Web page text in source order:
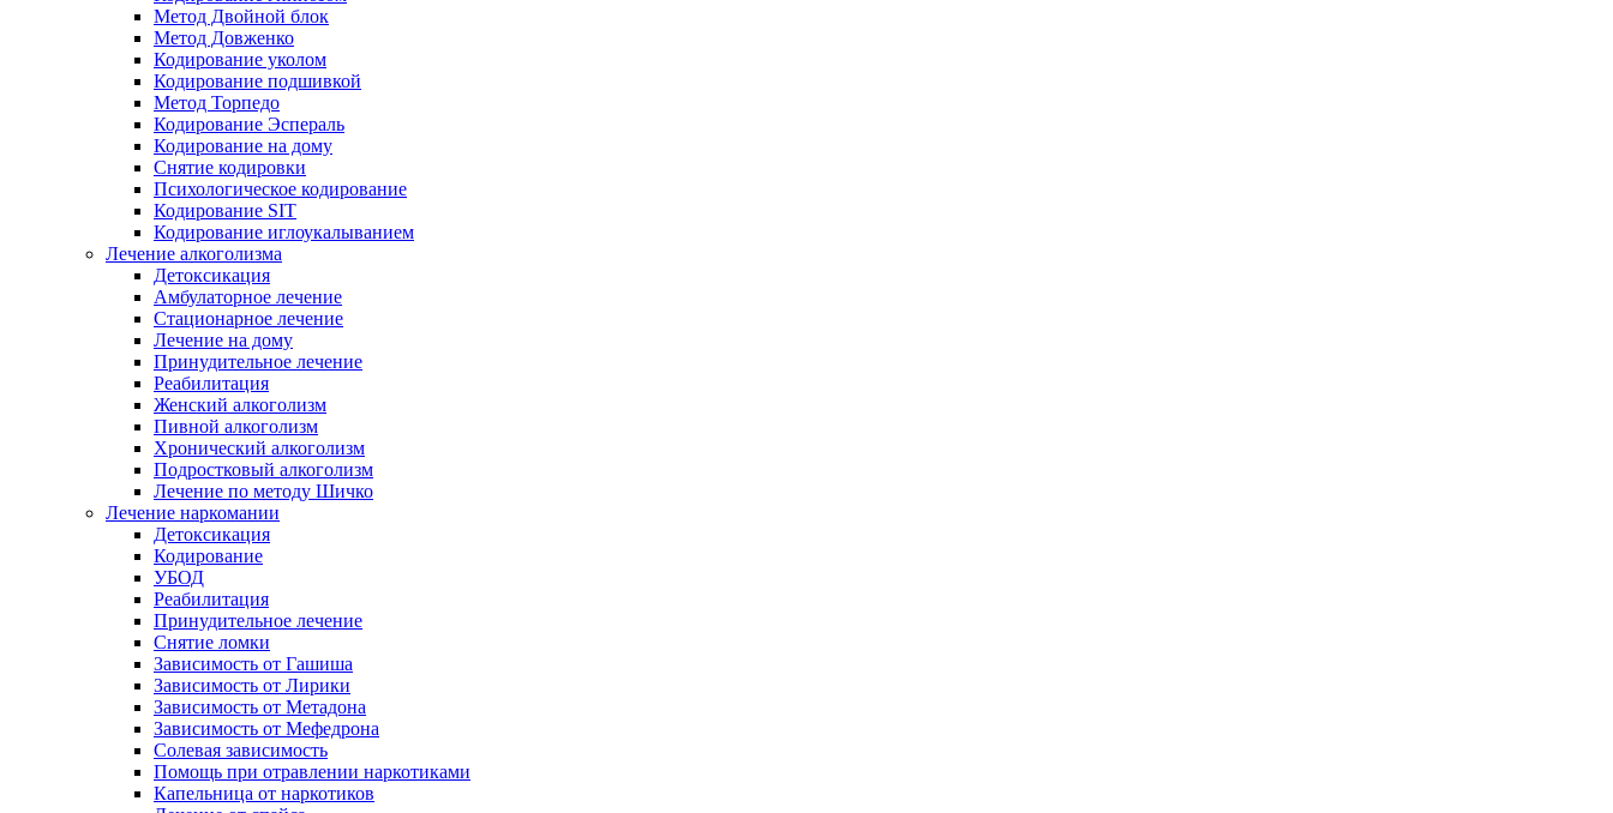
Метод Двойной блок
Метод Довженко
Кодирование уколом
Кодирование подшивкой
Метод Торпедо
Кодирование Эспераль
Кодирование на дому
Снятие кодировки
Психологическое кодирование
Кодирование SIT
Кодирование иглоукалыванием
Лечение алкоголизма
Детоксикация
Амбулаторное лечение
Стационарное лечение
Лечение на дому
Принудительное лечение
Реабилитация
Женский алкоголизм
Пивной алкоголизм
Хронический алкоголизм
Подростковый алкоголизм
Лечение по методу Шичко
Лечение наркомании
Детоксикация
Кодирование
УБОД
Реабилитация
Принудительное лечение
Снятие ломки
Зависимость от Гашиша
Зависимость от Лирики
Зависимость от Метадона
Зависимость от Мефедрона
Солевая зависимость
Помощь при отравлении наркотиками
Капельница от наркотиков